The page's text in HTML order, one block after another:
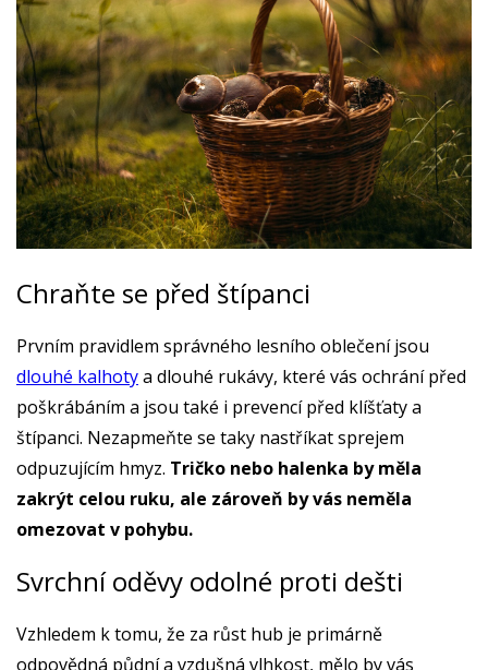
Chraňte se před štípanci
Prvním pravidlem správného lesního oblečení jsou
dlouhé kalhotya dlouhé rukávy, které vás ochrání před
poškrábáním a jsou také i prevencí před klíšťaty a
štípanci. Nezapmeňte se taky nastříkat sprejem
odpuzujícím hmyz. Tričko nebo halenka by měla
zakrýt celou ruku, ale zároveň by vás neměla
omezovat v pohybu.
Svrchní oděvy odolné proti dešti
Vzhledem k tomu, že za růst hub je primárně
odpovědná půdní a vzdušná vlhkost, mělo by vás